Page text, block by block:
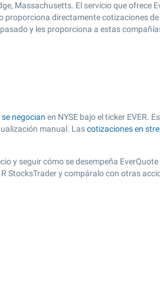
Massachusetts. El servicio que
directamente cotizaciones
y les proporciona a estas
negocian en NYSE bajo el ticker EVER.
manual. Lascotizaciones en
y seguir cómo se desempeña
StocksTrader y compáralo con otras